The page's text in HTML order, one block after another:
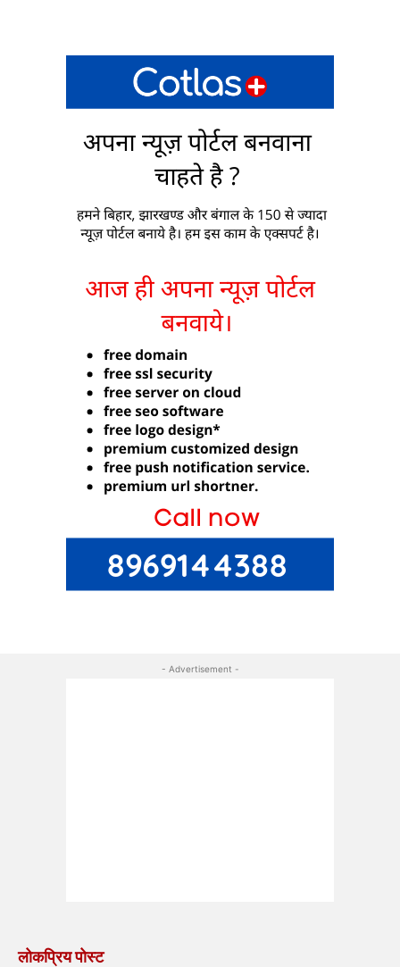
- Advertisement -
लोकप्रिय पोस्ट